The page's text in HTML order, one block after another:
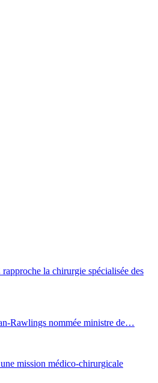
la chirurgie spécialisée des
Rawlings nommée ministre de…
mission médico-chirurgicale